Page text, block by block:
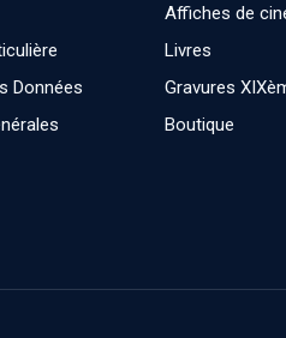
Données
Affiches de
Livres
Gravures
Boutique